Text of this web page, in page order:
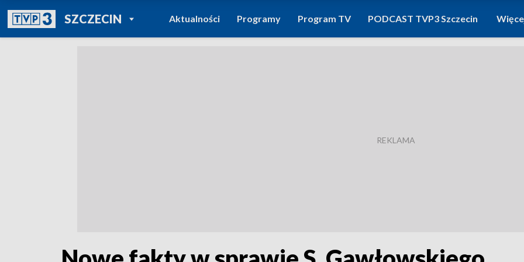
SZCZECINPOWRÓT DO
TVP REGIONY
Aktualności Programy Program TV PODCAST TVP3 Szczecin